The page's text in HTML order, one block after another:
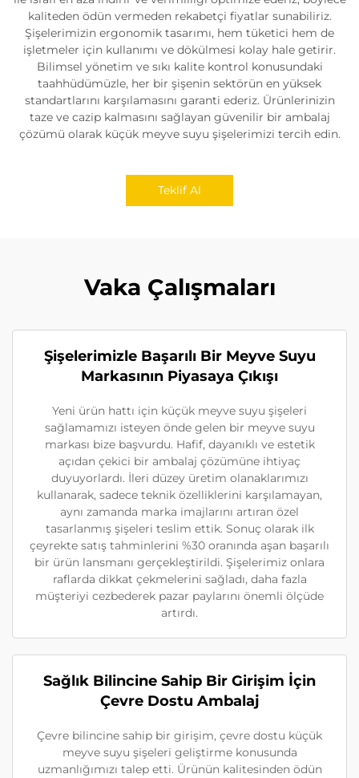
kaliteden ödün vermeden rekabetçi fiyatlar sunabiliriz.
Şişelerimizin ergonomik tasarımı, hem tüketici hem de
işletmeler için kullanımı ve dökülmesi kolay hale getirir.
Bilimsel yönetim ve sıkı kalite kontrol konusundaki
taahhüdümüzle, her bir şişenin sektörün en yüksek
standartlarını karşılamasını garanti ederiz. Ürünlerinizin
taze ve cazip kalmasını sağlayan güvenilir bir ambalaj
çözümü olarak küçük meyve suyu şişelerimizi tercih edin.
Teklif Al
Vaka Çalışmaları
Şişelerimizle Başarılı Bir Meyve Suyu
Markasının Piyasaya Çıkışı
Yeni ürün hattı için küçük meyve suyu şişeleri
sağlamamızı isteyen önde gelen bir meyve suyu
markası bize başvurdu. Hafif, dayanıklı ve estetik
açıdan çekici bir ambalaj çözümüne ihtiyaç
duyuyorlardı. İleri düzey üretim olanaklarımızı
kullanarak, sadece teknik özelliklerini karşılamayan,
aynı zamanda marka imajlarını artıran özel
tasarlanmış şişeleri teslim ettik. Sonuç olarak ilk
çeyrekte satış tahminlerini %30 oranında aşan başarılı
bir ürün lansmanı gerçekleştirildi. Şişelerimiz onlara
raflarda dikkat çekmelerini sağladı, daha fazla
müşteriyi cezbederek pazar paylarını önemli ölçüde
artırdı.
Sağlık Bilincine Sahip Bir Girişim İçin
Çevre Dostu Ambalaj
Çevre bilincine sahip bir girişim, çevre dostu küçük
meyve suyu şişeleri geliştirme konusunda
uzmanlığımızı talep etti. Ürünün kalitesinden ödün